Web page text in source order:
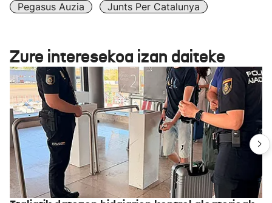
Pegasus Auzia
Junts Per Catalunya
Zure interesekoa izan daiteke